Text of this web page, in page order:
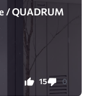
/ QUADRUM
15 0